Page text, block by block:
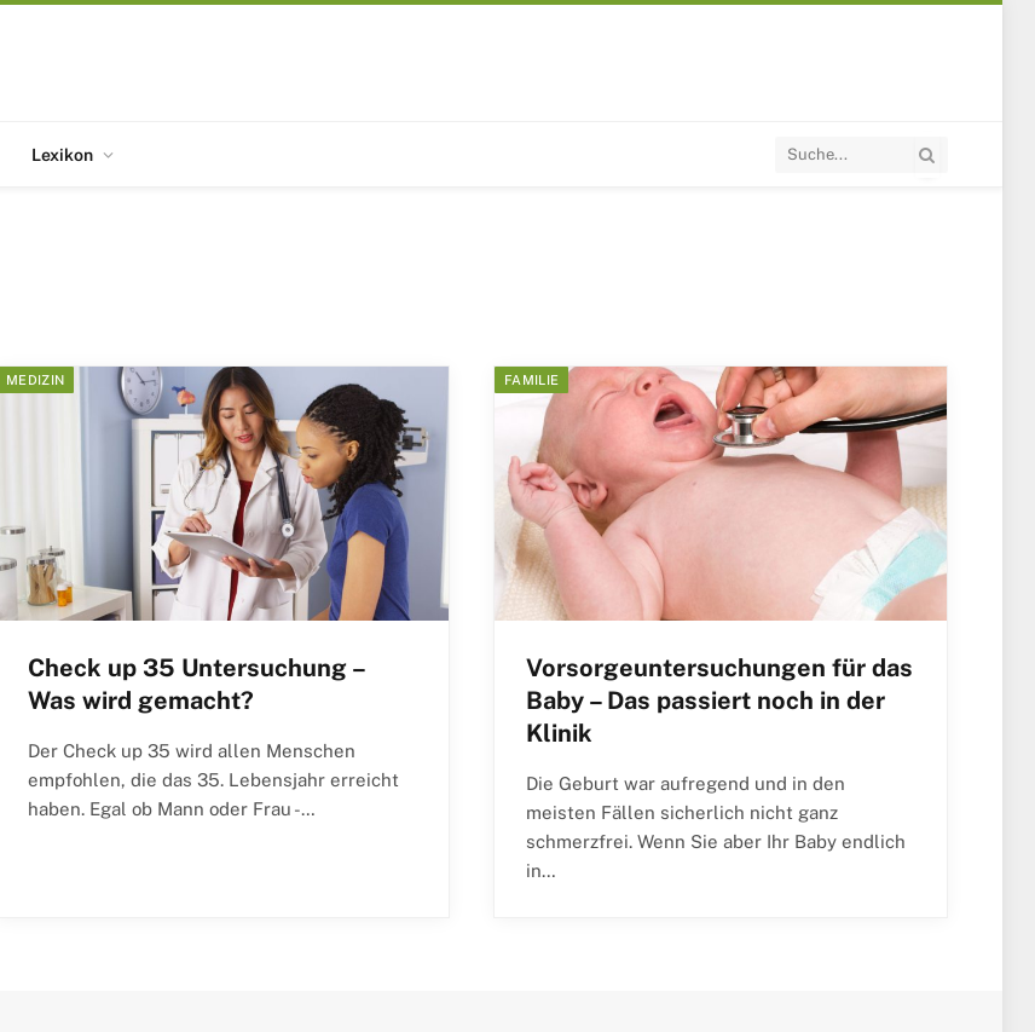
Lexikon
MEDIZIN
Check up 35 Untersuchung –
Was wird gemacht?
Der Check up 35 wird allen Menschen
empfohlen, die das 35. Lebensjahr erreicht
haben. Egal ob Mann oder Frau -…
FAMILIE
Vorsorgeuntersuchungen für das
Baby – Das passiert noch in der
Klinik
Die Geburt war aufregend und in den
meisten Fällen sicherlich nicht ganz
schmerzfrei. Wenn Sie aber Ihr Baby endlich
in…